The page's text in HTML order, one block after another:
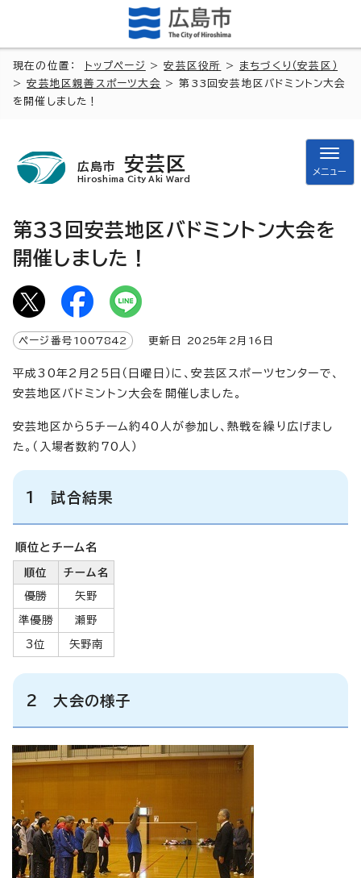
現在の位置： トップページ >安芸区役所 > まちづくり（安芸区）
>安芸地区親善スポーツ大会
> 第33回安芸地区バドミントン大会
を開催しました！
広島市 安芸区
Hiroshima City Aki Ward
メニュー
第33回安芸地区バドミントン大会を
開催しました！
ページ番号 1007842 更新日 2025年2月 16 日
平成30年2月25日（日曜日）に、安芸区スポーツセンターで、
安芸地区バドミントン大会を開催しました。
安芸地区から5チーム約40人が参加し、熱戦を繰り広げまし
た。（入場者数約70人）
1 試合結果
順位とチーム名
順位 チーム名
優勝 矢野
準優勝 瀬野
3位 矢野南
2 大会の様子